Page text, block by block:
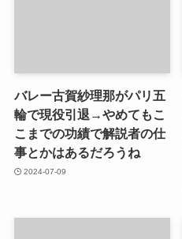
バレー古賀紗理那がパリ五
輪で現役引退→やめてもこ
こまでの功績で解説者の仕
事とかはあるだろうね
2024-07-09